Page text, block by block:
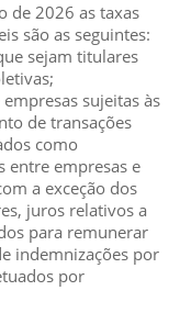
de 2026 as taxas
são as seguintes:
sejam titulares
sujeitas às
de transações
como
entre empresas e
a exceção dos
juros relativos a
para remunerar
indemnizações por
por